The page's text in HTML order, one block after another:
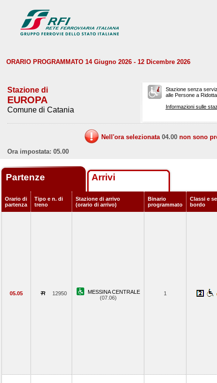
ORARIO PROGRAMMATO 14 Giugno 2026 - 12 Dicembre 2026
Stazione di
EUROPA
Comune di Catania
Stazione senza
alle Persone a
Informazioni sulle
Nell'ora selezionata 04.00 non sono
Ora impostata: 05.00
Partenze Arrivi
Orario di
partenza
Tipo e n. di
treno
Stazione di arrivo
(orario di arrivo)
Binario
programmato
Classi e
bordo
05.05 12950
MESSINA CENTRALE
(07.06)
1